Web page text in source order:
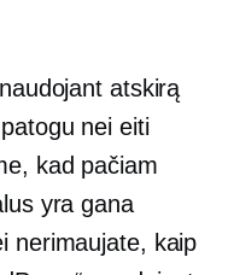
atskirą
nei eiti
kad pačiam
yra gana
nerimaujate, kaip